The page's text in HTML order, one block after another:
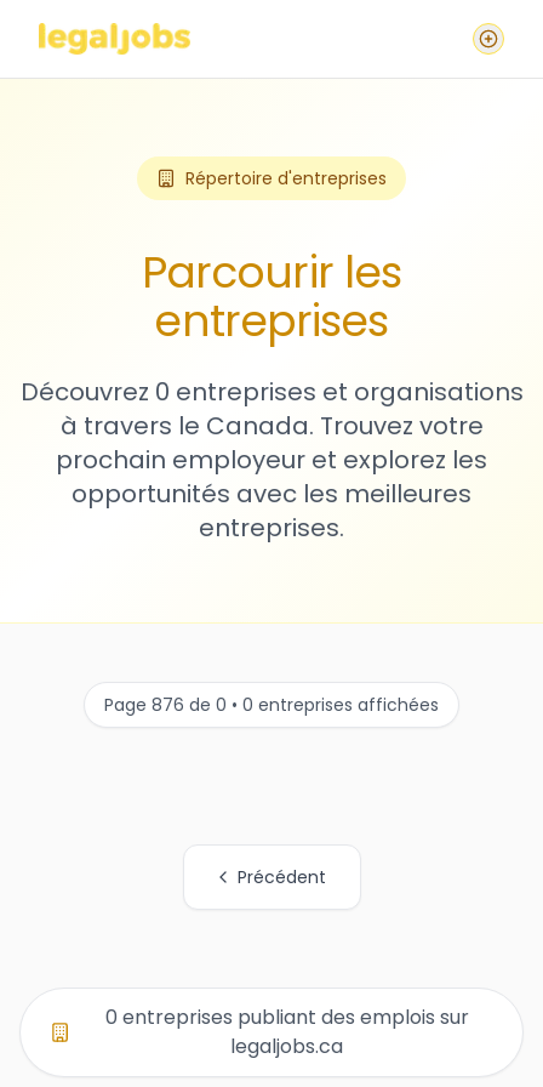
Répertoire d'entreprises
Parcourir les
entreprises
Découvrez 0 entreprises et organisations
à travers le Canada. Trouvez votre
prochain employeur et explorez les
opportunités avec les meilleures
entreprises.
Page 876 de 0 • 0 entreprises affichées
Précédent
0 entreprises publiant des emplois sur
legaljobs.ca